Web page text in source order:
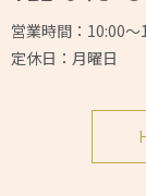
営業時間：10:00～
定休日：月曜日